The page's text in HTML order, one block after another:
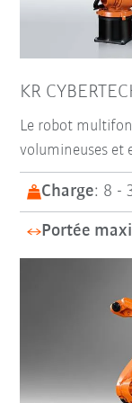
KR
Le robot
volumineuses et
Charge: 8 -
Portée